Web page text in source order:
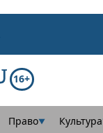
16+
Право▼ Культура